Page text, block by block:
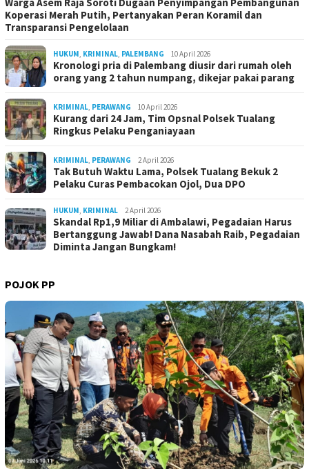
Koperasi Merah Putih, Pertanyakan Peran Koramil dan
Transparansi Pengelolaan
HUKUM, KRIMINAL, PALEMBANG 10 April 2026
Kronologi pria di Palembang diusir dari rumah oleh
orang yang 2 tahun numpang, dikejar pakai parang
KRIMINAL, PERAWANG 10 April 2026
Kurang dari 24 Jam, Tim Opsnal Polsek Tualang
Ringkus Pelaku Penganiayaan
KRIMINAL, PERAWANG 2 April 2026
Tak Butuh Waktu Lama, Polsek Tualang Bekuk 2
Pelaku Curas Pembacokan Ojol, Dua DPO
HUKUM, KRIMINAL 2 April 2026
Skandal Rp1,9 Miliar di Ambalawi, Pegadaian Harus
Bertanggung Jawab! Dana Nasabah Raib, Pegadaian
Diminta Jangan Bungkam!
POJOK PP